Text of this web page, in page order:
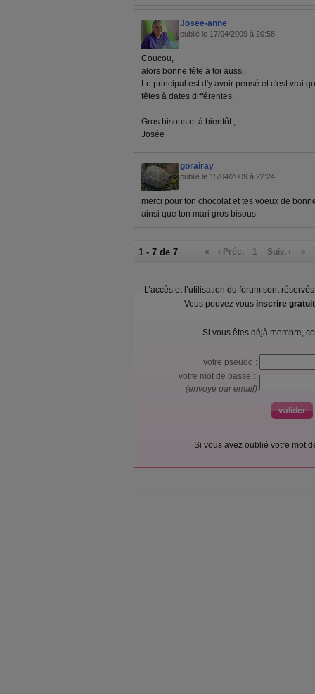
Josee-anne
publié le 17/04/2009 à 20:58
Coucou,
alors bonne fête à toi aussi.
Le principal est d'y avoir pensé et c'est vrai
fêtes à dates différentes.
Gros bisous et à bientôt ,
Josée
gorairay
publié le 15/04/2009 à 22:24
merci pour ton chocolat et tes voeux de
ainsi que ton mari gros bisous
1 - 7 de 7 « ‹ Préc. 1 Suiv. › »
L’accès et l’utilisation du forum sont
Vous pouvez vous inscrire
Si vous êtes déjà membre,
votre pseudo :
votre mot de passe :
(envoyé par email)
Si vous avez oublié votre mot